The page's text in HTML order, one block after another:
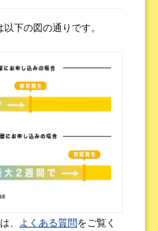
されている方はお選び下さい。
きっかけ *
Yahoo! など）
／SNS広告 など）
で
所属先からの紹介
下の図の通りです。
、 よくある質問をご覧く